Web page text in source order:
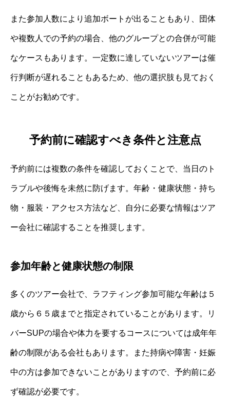
また参加人数により追加ボートが出ることもあり、団体
や複数人での予約の場合、他のグループとの合併が可能
なケースもあります。一定数に達していないツアーは催
行判断が遅れることもあるため、他の選択肢も見ておく
ことがお勧めです。
予約前に確認すべき条件と注意点
予約前には複数の条件を確認しておくことで、当日のト
ラブルや後悔を未然に防げます。年齢・健康状態・持ち
物・服装・アクセス方法など、自分に必要な情報はツア
ー会社に確認することを推奨します。
参加年齢と健康状態の制限
多くのツアー会社で、ラフティング参加可能な年齢は５
歳から６５歳までと指定されていることがあります。リ
バーSUPの場合や体力を要するコースについては成年年
齢の制限がある会社もあります。また持病や障害・妊娠
中の方は参加できないことがありますので、予約前に必
ず確認が必要です。